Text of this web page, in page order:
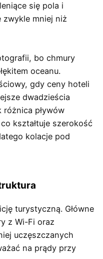
się pola i
zwykle mniej niż
bo chmury
oceanu.
gdy ceny hoteli
dwadzieścia
różnica pływów
kształtuje szerokość
kolacje pod
turystyczną. Główne
z Wi-Fi oraz
uczęszczanych
na prądy przy